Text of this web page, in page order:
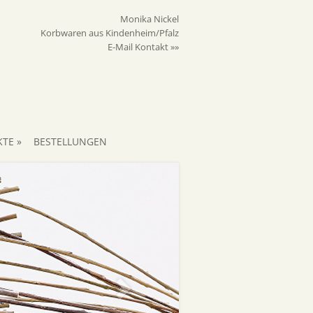
» BESTELLUNGEN
Monika Nickel
Korbwaren aus Kindenheim/Pfalz
E-Mail Kontakt »»